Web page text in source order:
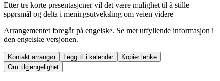
Etter tre korte presentasjoner vil det være mulighet til å stille
spørsmål og delta i meningsutveksling om veien videre
Arrangementet foregår på engelske. Se mer utfyllende informasjon i
den engelske versjonen.
Kontakt arrangør Legg til i kalender
Kopier lenke
Om tilgjengelighet